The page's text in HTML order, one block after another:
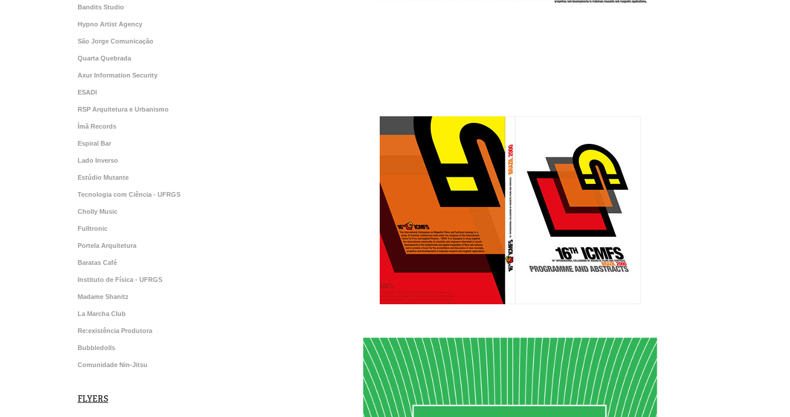
Bandits Studio
Hypno Artist Agency
São Jorge Comunicação
Quarta Quebrada
Axur Information Security
ESADI
RSP Arquitetura e Urbanismo
Ímã Records
Espiral Bar
Lado Inverso
Estúdio Mutante
Tecnologia com Ciência - UFRGS
Cholly Music
Fulltronic
Portela Arquitetura
Baratas Café
Instituto de Física - UFRGS
Madame Shanitz
La Marcha Club
Re:existência Produtora
Bubbledolls
Comunidade Nin-Jitsu
FLYERS